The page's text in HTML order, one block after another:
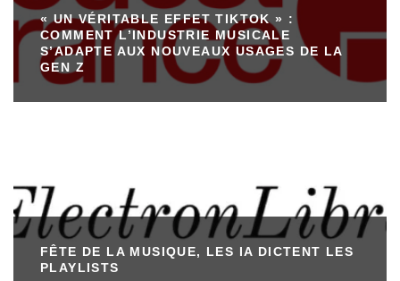
« UN VÉRITABLE EFFET TIKTOK » :
COMMENT L’INDUSTRIE MUSICALE
S’ADAPTE AUX NOUVEAUX USAGES DE LA
GEN Z
FÊTE DE LA MUSIQUE, LES IA DICTENT LES
PLAYLISTS